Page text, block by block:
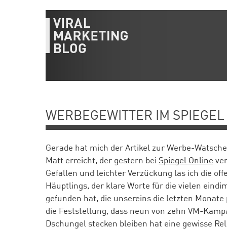
WERBEGEWITTER IM SPIEGEL
Gerade hat mich der Artikel zur Werbe-
Matt erreicht, der gestern bei Spiegel Online
Gefallen und leichter Verzückung las ich die
Häuptlings, der klare Worte für die vielen
gefunden hat, die unsereins die letzten
die Feststellung, dass neun von zehn VM-
Dschungel stecken bleiben hat eine gewisse